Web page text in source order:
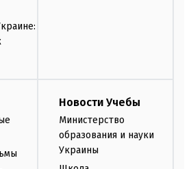
Новости Учебы
Министерство
образования и науки
Украины